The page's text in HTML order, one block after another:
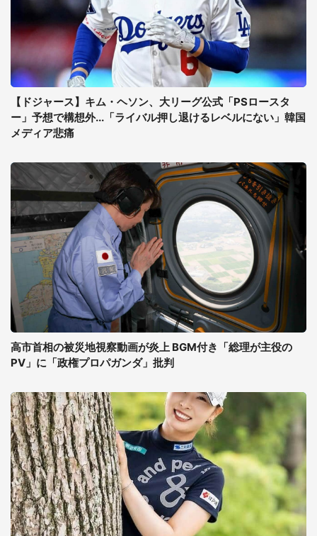
【ドジャース】キム・ヘソン、大リーグ公式「PSロースタ
ー」予想で構想外...「ライバル押し退けるレベルにない」韓国
メディア悲痛
高市首相の被災地視察動画が炎上 BGM付き「総理が主役の
PV」に「政権プロパガンダ」批判